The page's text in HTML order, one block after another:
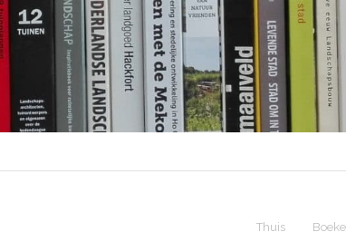
Thuis